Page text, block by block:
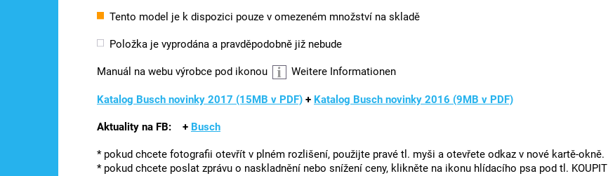
Tento model je k dispozici pouze v omezeném množství na skladě
Položka je vyprodána a pravděpodobně již nebude
Manuál na webu výrobce pod ikonou Weitere Informationen
Katalog Busch novinky 2017 (15MB v PDF) + Katalog Busch novinky 2016 (9MB v PDF)
Aktuality na FB: + Busch
* pokud chcete fotografii otevřít v plném rozlišení, použijte pravé tl. myši a otevřete odkaz v nové kartě-okně.
* pokud chcete poslat zprávu o naskladnění nebo snížení ceny, klikněte na ikonu hlídacího psa pod tl. KOUPIT